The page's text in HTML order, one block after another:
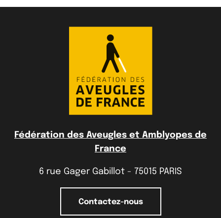
Fédération des Aveugles et Amblyopes de
France
6 rue Gager Gabillot - 75015 PARIS
Contactez-nous